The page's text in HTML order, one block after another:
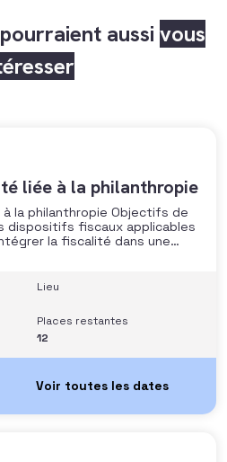
aussi vous
liée à la philanthropie
la philanthropie Objectifs de
dispositifs fiscaux applicables
la fiscalité dans une
arbitrage juridique
Comprendre les régimes
Lieu
Places restantes
12